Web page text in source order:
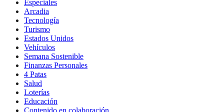
Especiales
Arcadia
Tecnología
Turismo
Estados Unidos
Vehículos
Semana Sostenible
Finanzas Personales
4 Patas
Salud
Loterías
Educación
Contenido en colaboración